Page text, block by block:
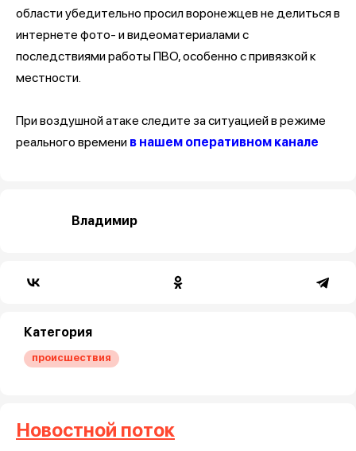
области убедительно просил воронежцев не делиться в
интернете фото‑ и видеоматериалами с
последствиями работы ПВО, особенно с привязкой к
местности.
При воздушной атаке следите за ситуацией в режиме
реального времени в нашем оперативном канале
Владимир
Категория
происшествия
Новостной поток